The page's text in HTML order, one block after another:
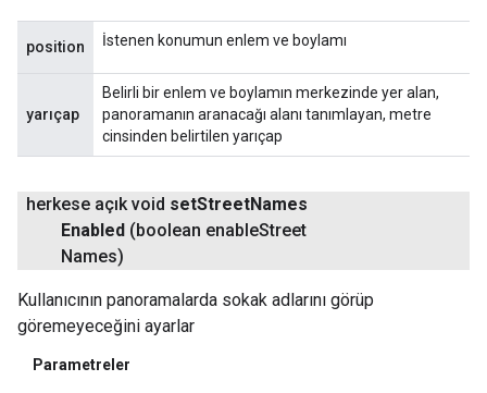
position İstenen konumun enlem ve boylamı
yarıçap
Belirli bir enlem ve boylamın merkezinde yer alan,
panoramanın aranacağı alanı tanımlayan, metre
cinsinden belirtilen yarıçap
herkese açık void setStreetNames
Enabled (boolean enableStreet
Names)
Kullanıcının panoramalarda sokak adlarını görüp
göremeyeceğini ayarlar
Parametreler